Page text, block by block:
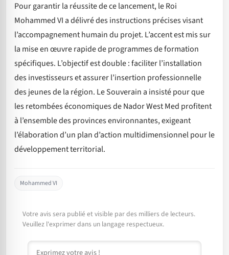
Pour garantir la réussite de ce lancement, le Roi
Mohammed VI a délivré des instructions précises visant
l’accompagnement humain du projet. L’accent est mis sur
la mise en œuvre rapide de programmes de formation
spécifiques. L’objectif est double : faciliter l’installation
des investisseurs et assurer l’insertion professionnelle
des jeunes de la région. Le Souverain a insisté pour que
les retombées économiques de Nador West Med profitent
à l’ensemble des provinces environnantes, exigeant
l’élaboration d’un plan d’action multidimensionnel pour le
développement territorial.
Mohammed VI
Votre avis sera publié et visible par des milliers de lecteurs.
Veuillez l'exprimer dans un langage respectueux.
Commentaire